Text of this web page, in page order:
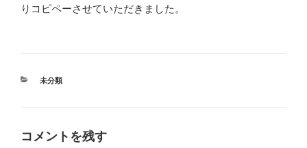
りコピペーさせていただきました。
カ
ー
未分類
コメントを残す